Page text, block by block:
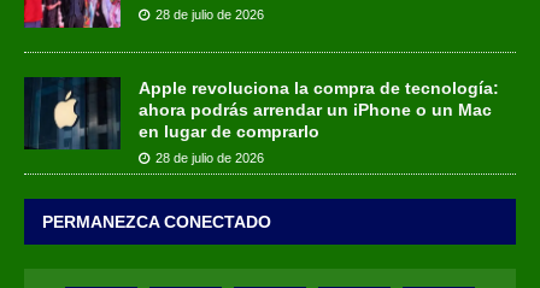
28 de julio de 2026
Apple revoluciona la compra de tecnología:
ahora podrás arrendar un iPhone o un Mac
en lugar de comprarlo
28 de julio de 2026
PERMANEZCA CONECTADO